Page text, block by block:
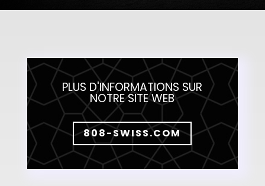
PLUS D'INFORMATIONS SUR
NOTRE SITE WEB
808-SWISS.COM